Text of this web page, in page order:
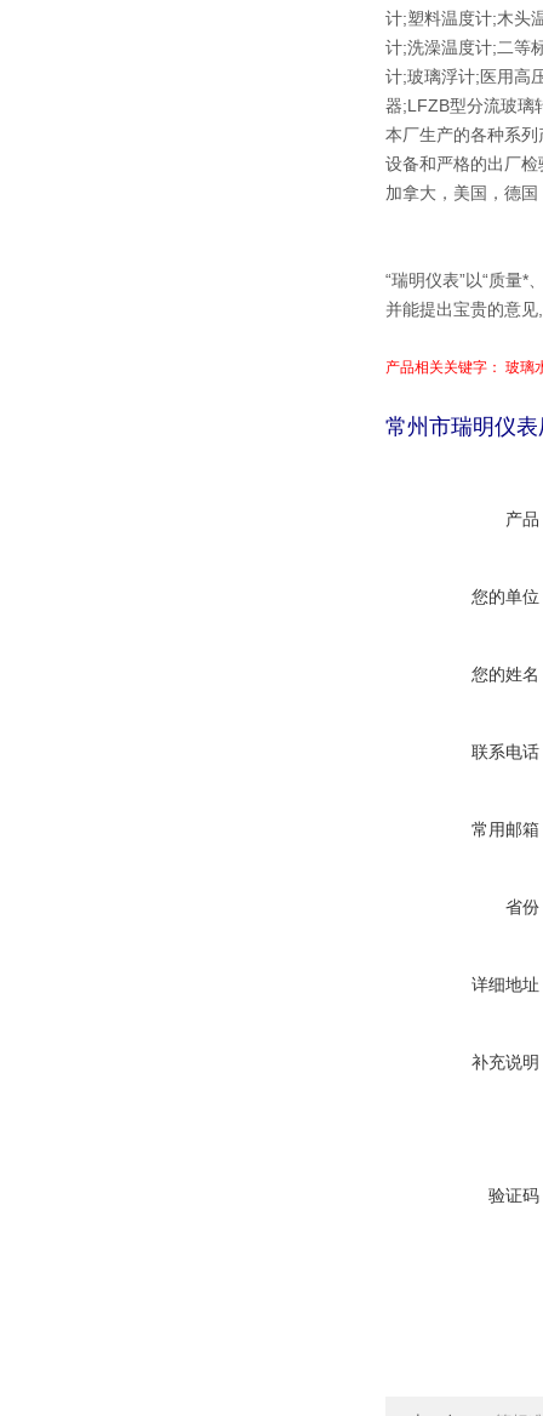
计;塑料温度计;木头
计;洗澡温度计;二等
计;玻璃浮计;医用高
器;LFZB型分流玻璃
本厂生产的各种系
设备和严格的出厂
加拿大，美国，德
“瑞明仪表”以“质量
并能提出宝贵的意
产品相关关键字： 玻璃
常州市瑞明仪表
产品
您的单位
您的姓名
联系电话
常用邮箱
省份
详细地址
补充说明
验证码